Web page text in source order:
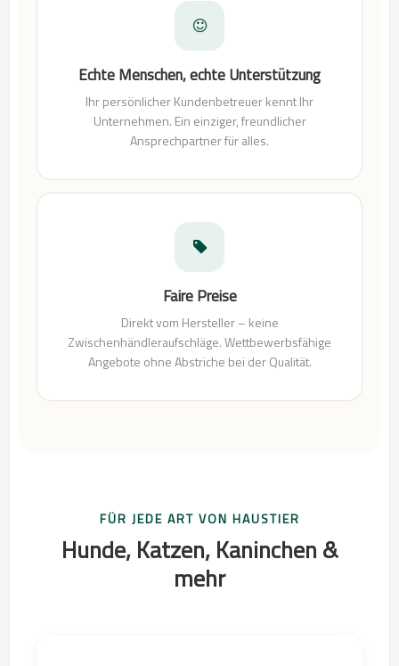
Echte Menschen, echte Unterstützung
Ihr persönlicher Kundenbetreuer kennt Ihr
Unternehmen. Ein einziger, freundlicher
Ansprechpartner für alles.
Faire Preise
Direkt vom Hersteller – keine
Zwischenhändleraufschläge. Wettbewerbsfähige
Angebote ohne Abstriche bei der Qualität.
FÜR JEDE ART VON HAUSTIER
Hunde, Katzen, Kaninchen &
mehr